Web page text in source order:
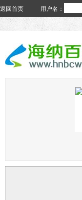
返回首页 用户名：